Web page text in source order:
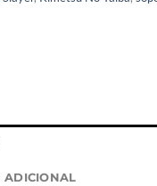
ADICIONAL